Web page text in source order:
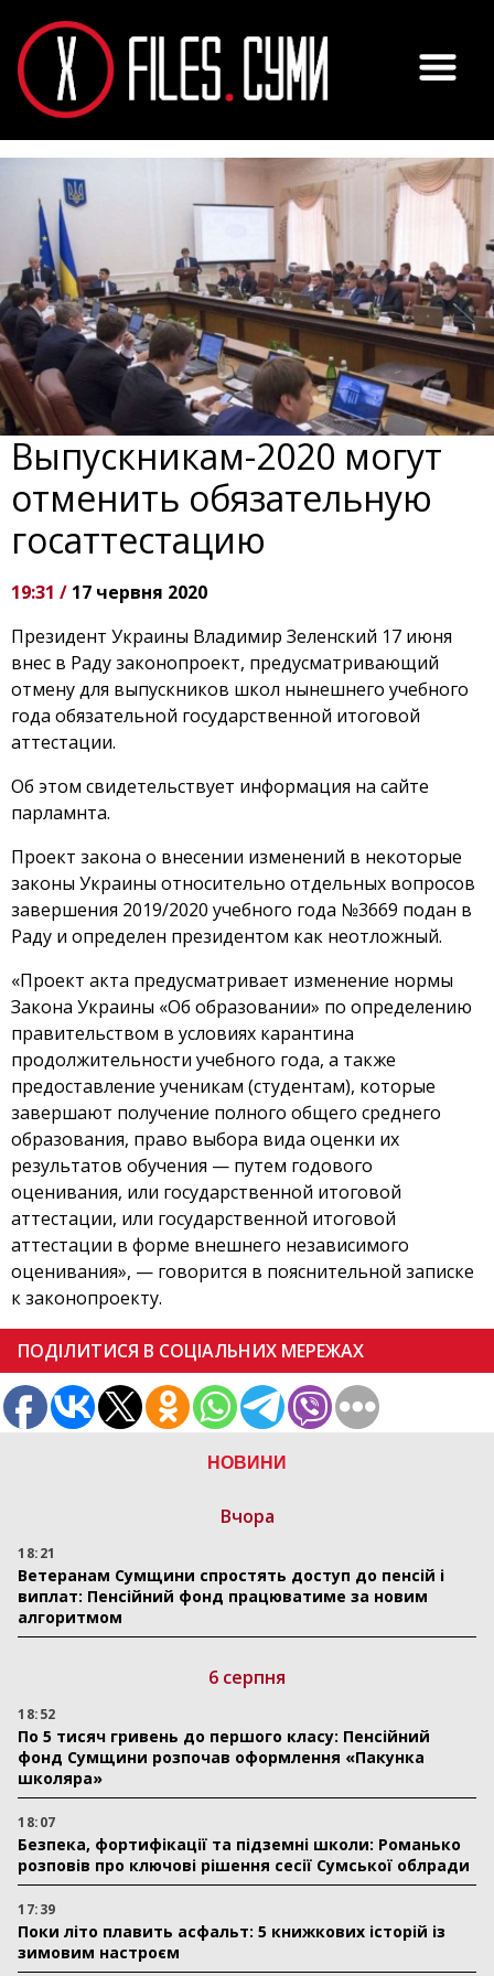
НОВИНИ
Вчора
18:21
Ветеранам Сумщини спростять доступ до пенсій і
виплат: Пенсійний фонд працюватиме за новим
алгоритмом
6 серпня
18:52
По 5 тисяч гривень до першого класу: Пенсійний
фонд Сумщини розпочав оформлення «Пакунка
школяра»
18:07
Безпека, фортифікації та підземні школи: Романько
розповів про ключові рішення сесії Сумської облради
17:39
Поки літо плавить асфальт: 5 книжкових історій із
зимовим настроєм
Выпускникам-2020 могут
отменить обязательную
госаттестацию
19:31 / 17 червня 2020
Президент Украины Владимир Зеленский 17 июня
внес в Раду законопроект, предусматривающий
отмену для выпускников школ нынешнего учебного
года обязательной государственной итоговой
аттестации.
Об этом свидетельствует информация на сайте
парламнта.
Проект закона о внесении изменений в некоторые
законы Украины относительно отдельных вопросов
завершения 2019/2020 учебного года №3669 подан в
Раду и определен президентом как неотложный.
«Проект акта предусматривает изменение нормы
Закона Украины «Об образовании» по определению
правительством в условиях карантина
продолжительности учебного года, а также
предоставление ученикам (студентам), которые
завершают получение полного общего среднего
образования, право выбора вида оценки их
результатов обучения — путем годового
оценивания, или государственной итоговой
аттестации, или государственной итоговой
аттестации в форме внешнего независимого
оценивания», — говорится в пояснительной записке
к законопроекту.
ПОДІЛИТИСЯ В СОЦІАЛЬНИХ МЕРЕЖАХ